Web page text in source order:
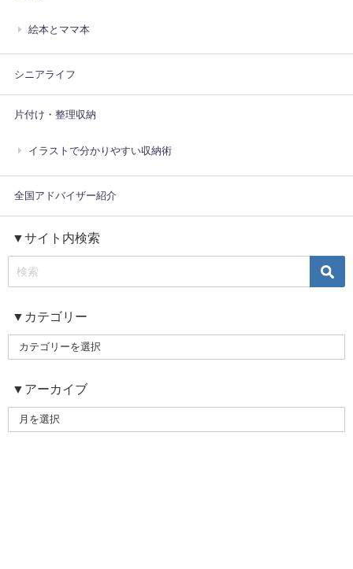
絵本とママ本
シニアライフ
片付け・整理収納
イラストで分かりやすい収納術
全国アドバイザー紹介
▼サイト内検索
▼カテゴリー
▼アーカイブ